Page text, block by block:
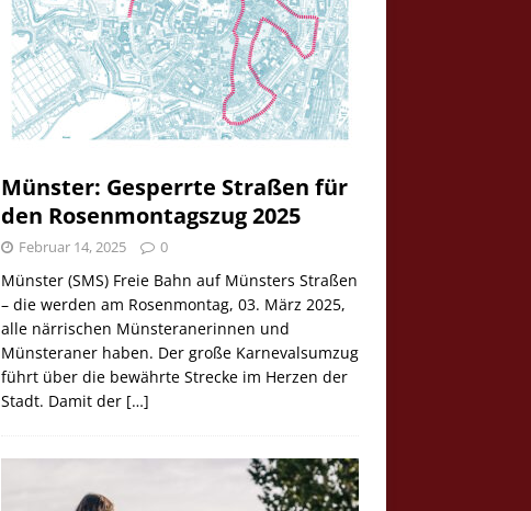
Münster: Gesperrte Straßen für
den Rosenmontagszug 2025
Februar 14, 2025 0
Münster (SMS) Freie Bahn auf Münsters Straßen
– die werden am Rosenmontag, 03. März 2025,
alle närrischen Münsteranerinnen und
Münsteraner haben. Der große Karnevalsumzug
führt über die bewährte Strecke im Herzen der
Stadt. Damit der […]